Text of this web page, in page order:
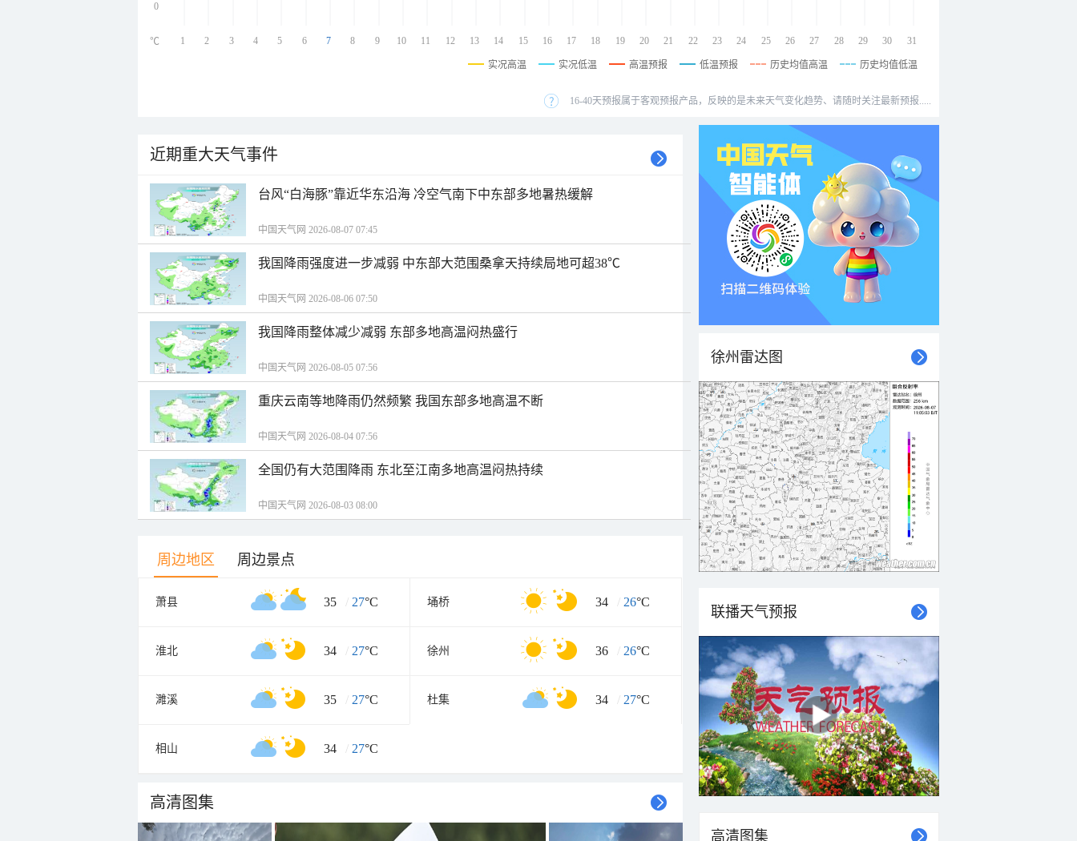
0
1 2 3 4 5 6 7 8 9 10 11 12 13 14 15 16 17 18 19 20 21 22 23 24 25 26 27 28 29 30 31
℃
实况高温 实况低温 高温预报 低温预报 历史均值高温 历史均值低温
16-40天预报属于客观预报产品，反映的是未来天气变化趋势、请随时关注最新预报.....
近期重大天气事件
台风“白海豚”靠近华东沿海 冷空气南下中东部多地暑热缓解
中国天气网 2026-08-07 07:45
我国降雨强度进一步减弱 中东部大范围桑拿天持续局地可超38℃
中国天气网 2026-08-06 07:50
我国降雨整体减少减弱 东部多地高温闷热盛行
中国天气网 2026-08-05 07:56
重庆云南等地降雨仍然频繁 我国东部多地高温不断
中国天气网 2026-08-04 07:56
全国仍有大范围降雨 东北至江南多地高温闷热持续
中国天气网 2026-08-03 08:00
周边地区 周边景点
萧县 35 / 27°C 埇桥 34 / 26°C
淮北 34 / 27°C 徐州 36 / 26°C
濉溪 35 / 27°C 杜集 34 / 27°C
相山 34 / 27°C
高清图集
徐州雷达图
联播天气预报
高清图集